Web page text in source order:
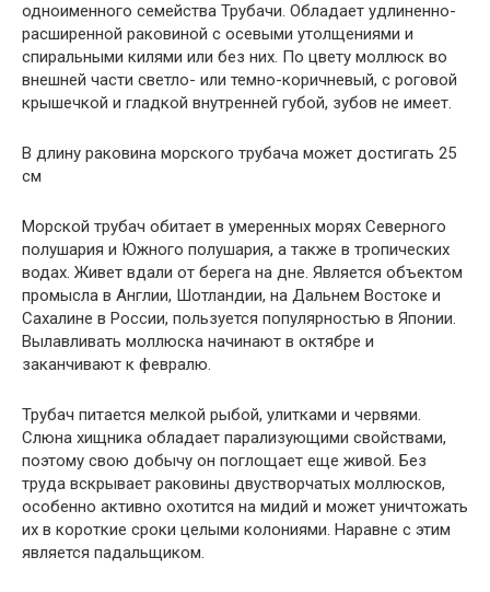
одноименного семейства Трубачи. Обладает удлиненно-
расширенной раковиной с осевыми утолщениями и
спиральными килями или без них. По цвету моллюск во
внешней части светло- или темно-коричневый, с роговой
крышечкой и гладкой внутренней губой, зубов не имеет.
В длину раковина морского трубача может достигать 25
см
Морской трубач обитает в умеренных морях Северного
полушария и Южного полушария, а также в тропических
водах. Живет вдали от берега на дне. Является объектом
промысла в Англии, Шотландии, на Дальнем Востоке и
Сахалине в России, пользуется популярностью в Японии.
Вылавливать моллюска начинают в октябре и
заканчивают к февралю.
Трубач питается мелкой рыбой, улитками и червями.
Слюна хищника обладает парализующими свойствами,
поэтому свою добычу он поглощает еще живой. Без
труда вскрывает раковины двустворчатых моллюсков,
особенно активно охотится на мидий и может уничтожать
их в короткие сроки целыми колониями. Наравне с этим
является падальщиком.